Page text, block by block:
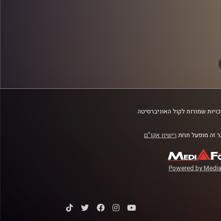
שמורות לקול האוניברסיטה
זה מופעל תחת רישיון אקו"ם
Powered by